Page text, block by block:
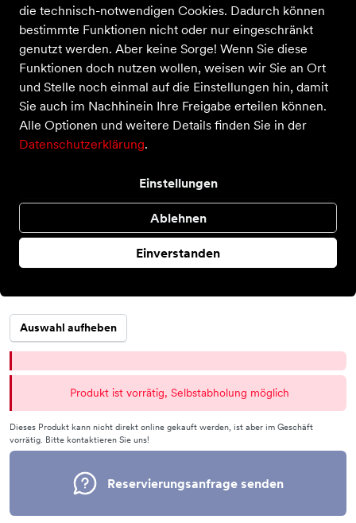
die technisch-notwendigen Cookies. Dadurch können
bestimmte Funktionen nicht oder nur eingeschränkt
genutzt werden. Aber keine Sorge! Wenn Sie diese
Funktionen doch nutzen wollen, weisen wir Sie an Ort
und Stelle noch einmal auf die Einstellungen hin, damit
Sie auch im Nachhinein Ihre Freigabe erteilen können.
Alle Optionen und weitere Details finden Sie in der
Datenschutzerklärung.
Einstellungen
Ablehnen
Einverstanden
Academy Dri-Fit
Auswahl aufheben
Produkt ist vorrätig, Selbstabholung möglich
Dieses Produkt kann nicht direkt online gekauft werden, ist aber im Geschäft
vorrätig. Bitte kontaktieren Sie uns!
Reservierungsanfrage senden